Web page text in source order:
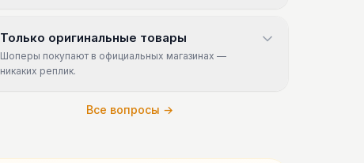
Только оригинальные товары
Шоперы покупают в официальных магазинах —
никаких реплик.
Все вопросы →